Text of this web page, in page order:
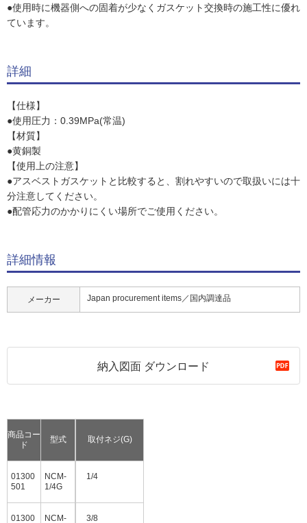
●使用時に機器側への固着が少なくガスケット交換時の施工性に優れ
ています。
詳細
【仕様】
●使用圧力：0.39MPa(常温)
【材質】
●黄銅製
【使用上の注意】
●アスベストガスケットと比較すると、割れやすいので取扱いには十
分注意してください。
●配管応力のかかりにくい場所でご使用ください。
詳細情報
メーカー Japan procurement items／国内調達品
納入図面 ダウンロード
商品コー
ド
型式
01300
501
NCM-
1/4G
01300 NCM-
取付ネジ(G)
1/4
3/8